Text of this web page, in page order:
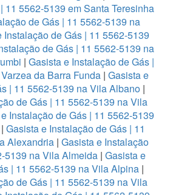
11 5562-5139 em Santa Teresinha
de Gás | 11 5562-5139 na
Instalação de Gás | 11 5562-5139
de Gás | 11 5562-5139 na
| Gasista e Instalação de Gás |
da Barra Funda | Gasista e
| 11 5562-5139 na Vila Albano |
de Gás | 11 5562-5139 na Vila
Instalação de Gás | 11 5562-5139
Gasista e Instalação de Gás | 11
Alexandria | Gasista e Instalação
5139 na Vila Almeida | Gasista e
| 11 5562-5139 na Vila Alpina |
de Gás | 11 5562-5139 na Vila